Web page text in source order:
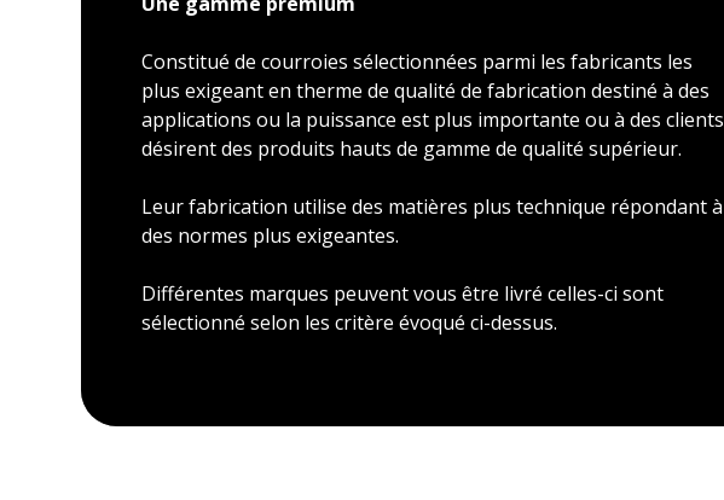
Constitué de courroies sélectionnées parmi les fabricants les
plus exigeant en therme de qualité de fabrication destiné à des
applications ou la puissance est plus importante ou à des clients
désirent des produits hauts de gamme de qualité supérieur.
Leur fabrication utilise des matières plus technique répondant à
des normes plus exigeantes.
Différentes marques peuvent vous être livré celles-ci sont
sélectionné selon les critère évoqué ci-dessus.